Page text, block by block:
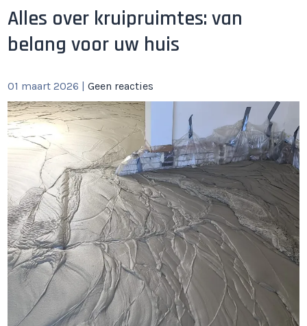
Alles over kruipruimtes: van
belang voor uw huis
01 maart 2026 |Geen reacties